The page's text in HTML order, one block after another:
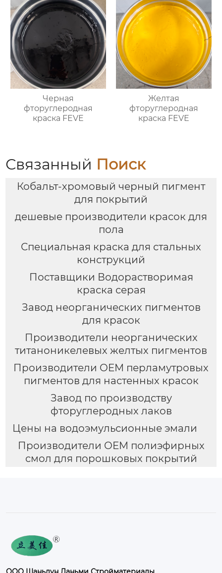
Черная
фторуглеродная
краска FEVE
Желтая
фторуглеродная
краска FEVE
Связанный Поиск
Кобальт-хромовый черный пигмент
для покрытий
дешевые производители красок для
пола
Специальная краска для стальных
конструкций
Поставщики Водорастворимая
краска серая
Завод неорганических пигментов
для красок
Производители неорганических
титаноникелевых желтых пигментов
Производители OEM перламутровых
пигментов для настенных красок
Завод по производству
фторуглеродных лаков
Цены на водоэмульсионные эмали
Производители OEM полиэфирных
смол для порошковых покрытий